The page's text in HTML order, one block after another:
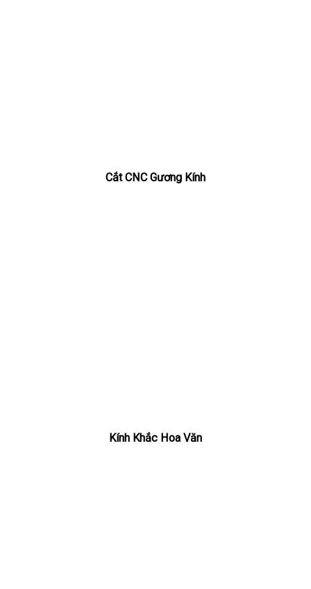
Cắt CNC Gương Kính
Kính Khắc Hoa Văn